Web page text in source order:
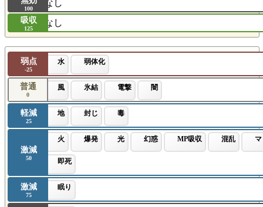
100
なし
吸収
125
なし
弱点
-25
水 弱体化
普通
0
風 氷結 電撃 闇
軽減
25
地 封じ 毒
激減
50
火 爆発 光 幻惑 MP吸収 混乱
即死
激減
75
眠り